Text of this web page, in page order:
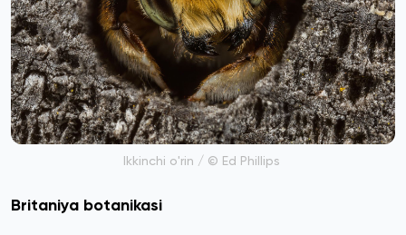
Ikkinchi o'rin / © Ed Phillips
Britaniya botanikasi